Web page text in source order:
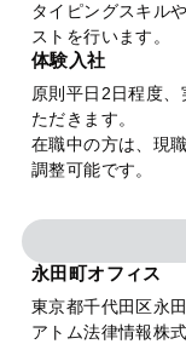
タイピングスキル
ストを行います。
体験入社
原則平日2日程度
ただきます。
在職中の方は、現
調整可能です。
永田町オフィス
東京都千代田区永
アトム法律情報株